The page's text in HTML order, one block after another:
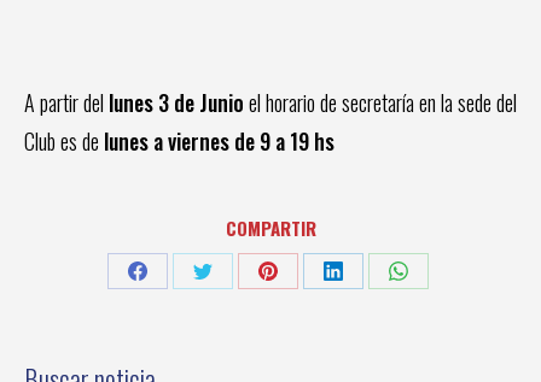
A partir del lunes 3 de Junioel horario de secretaría en la sede del
Club es de lunes a viernes de 9 a 19 hs
COMPARTIR
Share
Share
Share
Share
Share